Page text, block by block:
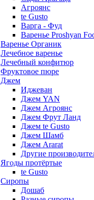
Агроянс
te Gusto
Варга - Фуд
Варенье Proshyan
Варенье Органик
Лечебное варенье
Лечебный конфитюр
Фруктовое пюре
Джем
Иджеван
Джем YAN
Джем Агроянс
Джем Фрут Ланд
Джем te Gusto
Джем Шамб
Джем Ararat
Другие
Ягоды протёртые
te Gusto
Сиропы
Дошаб